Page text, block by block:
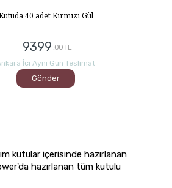
40 adet Kırmızı Gül
9399 ,00 TL
İçi Aynı Gün Teslimat
Gönder
kutular içerisinde hazırlanan
hazırlanan tüm kutulu